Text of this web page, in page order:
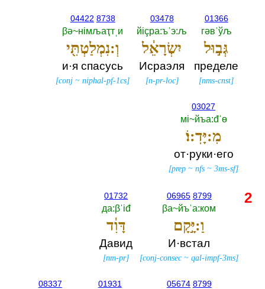
01366
гәвˈўљ
גְּב֣וּל
пределе
[nms-cnst]
03478
йiçра:ъˈэ:љ
יִשְׂרָאֵ֔ל
Исраэля
[n-pr-loc]
04422 8738
βә~нiмљаҭтˌи
וְ:נִמְלַטְתִּ֖י
и·я спасусь
[conj ~niphal-pf-1cs]
03027
мi~йъа:đˈө
מִ:יָּדֽ:וֹ׃
от·руки·его
[prep ~nfs ~3ms-sf]
06965 8799
βа~йъˈа:ком
וַ:יָּ֣קָם
И·встал
[conj-consec ~qal-impf-3ms]
01732
да:βˈiđ
דָּוִ֔ד
Давид
[nm-pr]
05674 8799
01931
08337
2